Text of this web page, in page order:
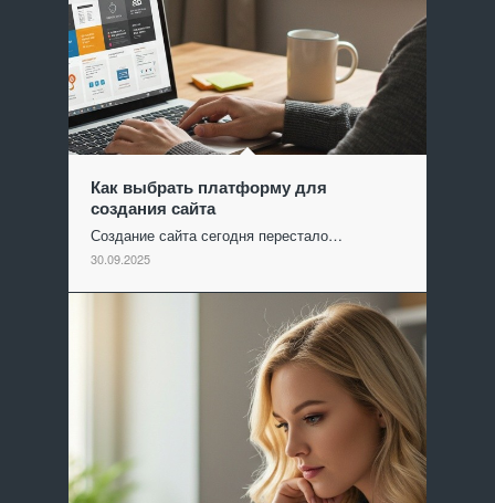
Как выбрать платформу для
создания сайта
Создание сайта сегодня перестало…
30.09.2025